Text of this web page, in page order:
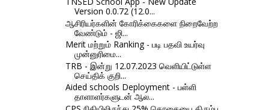
Version 0.0.72 (12.0...
ஆசிரியர்களின் கோரிக்கைகளை நிறைவேற்ற
வேண்டும் - ஜி...
Merit மற்றும் Ranking - படி பதவி உயர்வு
முன்னுரிமை...
TRB - இன்று 12.07.2023 வெளியிட்டுள்ள
செய்திக் குறி...
Aided schools Deployment - பள்ளி
தாளாளர்களுடன் ஆல...